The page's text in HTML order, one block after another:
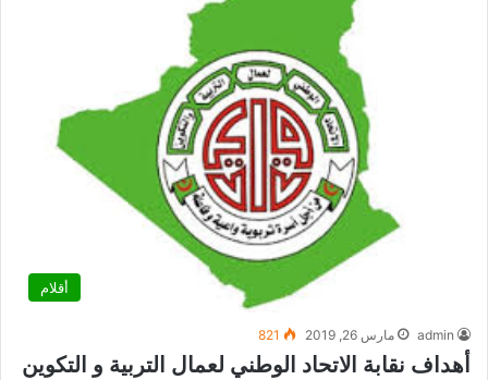
أقلام
admin مارس 26, 2019 821
أهداف نقابة الاتحاد الوطني لعمال التربية و التكوين